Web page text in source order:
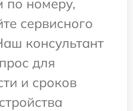
сервисного
консультант
для
и сроков